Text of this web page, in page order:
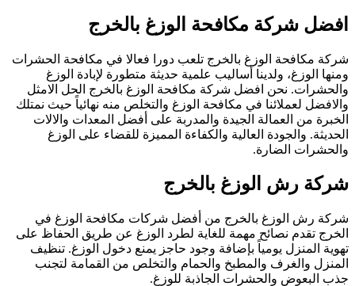
شركة مكافحة الوزغ بالخرج
مكافحة الوزغ بالخرج تلعب دورا فعالا في مكافحة الحشرات
الوزغ، ولدينا أساليب علمية حديثة متطورة لإبادة الوزغ
نحن افضل شركة مكافحة الوزغ بالخرج الحل الامثل
لعملائنا في مكافحة الوزغ والتخلص منه نهائياً حيث نمتلك
من العمالة الجيدة والمدربة على أفضل المعدات والالات
والجودة العالية والكفاءة المميزة للقضاء على الوزغ
الضارة.
رش الوزغ بالخرج
رش الوزغ بالخرج من أفضل شركات مكافحة الوزغ في
تقدم نصائح مهمة للغاية لطرد الوزغ عن طريق الحفاظ على
المنزل يومياً بإضافة وجود حاجز يمنع دخول الوزغ. تنظيف
والغرف والمطبخ والحمام والتخلص من القمامة لتجنب
البعوض والحشرات الجاذبة للوزغ.